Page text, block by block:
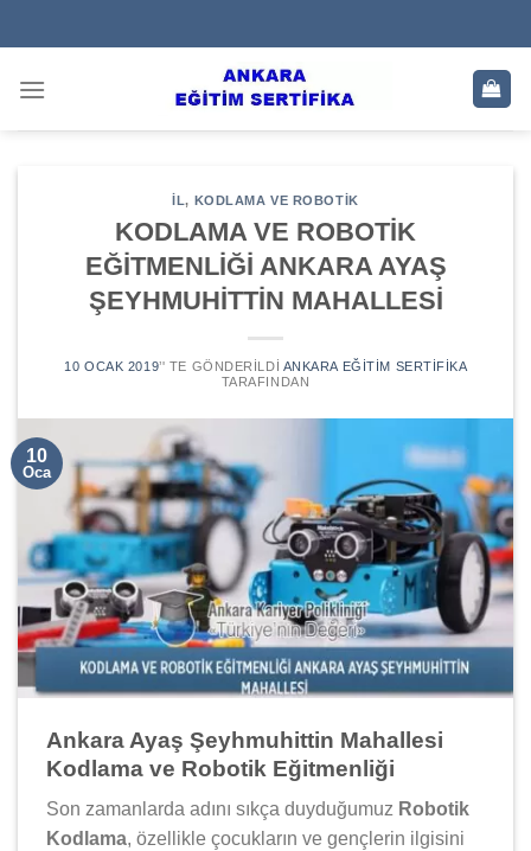
to
IL, KODLAMA VE ROBOTIK
KODLAMA VE ROBOTİK
EĞİTMENLİĞİ ANKARA AYAŞ
ŞEYHMUHİTTİN MAHALLESİ
10 OCAK 2019’' TE GÖNDERILDI ANKARA EĞITIM SERTIFIKA
TARAFINDAN
10
Oca
Ankara Ayaş Şeyhmuhittin Mahallesi
Kodlama ve Robotik Eğitmenliği
Son zamanlarda adını sıkça duyduğumuz Robotik
Kodlama, özellikle çocukların ve gençlerin ilgisini